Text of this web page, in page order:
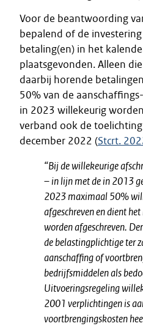
Voor de beantwoording
bepalend of de
betaling(en) in het
plaatsgevonden. Alleen
daarbij horende
50% van de
in 2023 willekeurig
verband ook de
december 2022 (Stcrt.
“Bij de willekeurige
– in lijn met de in 2013
2023 maximaal 50%
afgeschreven en dient
worden afgeschreven.
de belastingplichtige ter
aanschaffing of
bedrijfsmiddelen als
Uitvoeringsregeling
2001 verplichtingen is
voortbrengingskosten